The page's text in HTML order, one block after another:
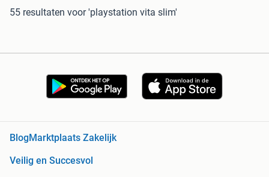
55 resultaten voor 'playstation vita slim'
BlogMarktplaats Zakelijk
Veilig en Succesvol